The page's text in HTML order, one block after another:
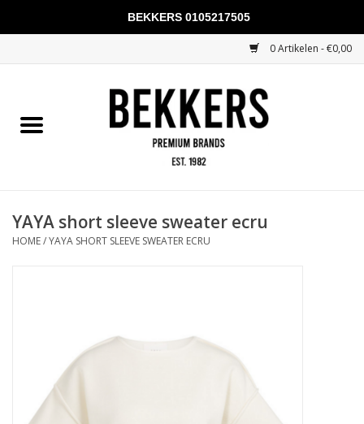
0 Artikelen - €0,00
Mannen
KADOBONNEN
YAYA short sleeve sweater ecru
HOME/YAYA SHORT SLEEVE SWEATER ECRU
BEKKERS 0105217505